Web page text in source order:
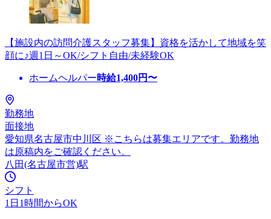
【施設内の訪問介護スタッフ募集】資格を活かして地域を笑
顔に♪週1日～OK/シフト自由/未経験OK
ホームヘルパー時給1,400円〜
勤務地
面接地
愛知県名古屋市中川区 ※こちらは募集エリアです。勤務地
は原稿内をご確認ください。
八田(名古屋市営)駅
シフト
1日1時間からOK